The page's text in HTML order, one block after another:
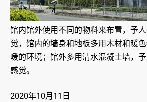
馆内馆外使用不同的物料来布置，予
觉，馆内的墙身和地板多用木材和暖
暖的环境；馆外多用清水混凝土墙，
感觉。
2020年10月11日